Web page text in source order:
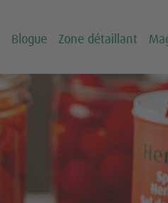
Blogue Zone détaillant